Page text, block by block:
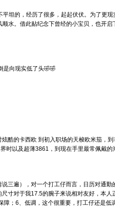
的，经历了很多，起起伏伏。为了更
水。借此贴纪念下曾经的小宝贝，也开启
是向现实低了头🤣🤣
酷的卡西欧 到初入职场的天梭欧米茄，
以及超薄3861，到现在手里最常佩戴的
遍），对一个打工仔而言，日历对通
对于我17.5的腕子来说相对友好，本
；6、低调，这个很重要，打工仔还是低